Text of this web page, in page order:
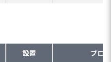
設置 プロ